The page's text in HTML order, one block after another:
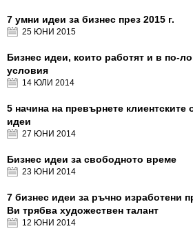
7 умни идеи за бизнес през 2015 г.
25 ЮНИ 2015
Бизнес идеи, които работят и в по-
условия
14 ЮЛИ 2014
5 начина на превърнете клиентските
идеи
27 ЮНИ 2014
Бизнес идеи за свободното време
23 ЮНИ 2014
7 бизнес идеи за ръчно изработени
Ви трябва художествен талант
12 ЮНИ 2014